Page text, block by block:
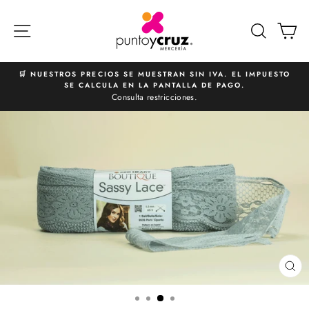
directamente
diapositivas
🛒 NUESTROS PRECIOS SE MUESTRAN SIN IVA. EL IMPUESTO
SE CALCULA EN LA PANTALLA DE PAGO.
Consulta restricciones.